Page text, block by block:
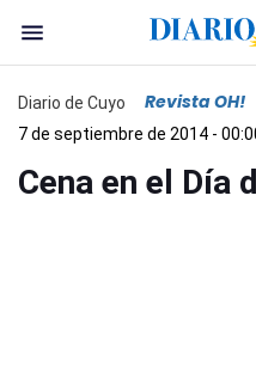
Diario de Cuyo Revista OH!
7 de septiembre de 2014 -
Cena en el Día